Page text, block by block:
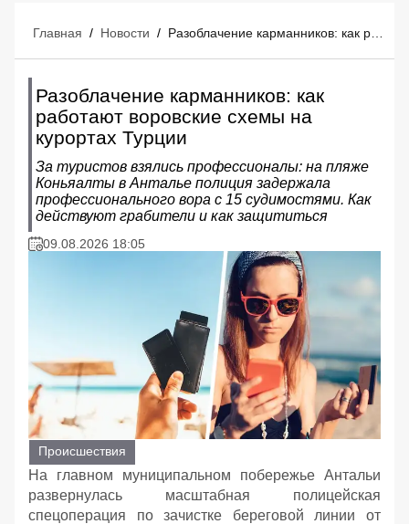
Главная / Новости /
Разоблачение карманников: как
работают воровские схемы на
курортах Турции
За туристов взялись профессионалы: на пляже
Коньяалты в Анталье полиция задержала
профессионального вора с 15 судимостями. Как
действуют грабители и как защититься
09.08.2026 18:05
Происшествия
На главном муниципальном побережье Антальи
развернулась масштабная полицейская
спецоперация по зачистке береговой линии от